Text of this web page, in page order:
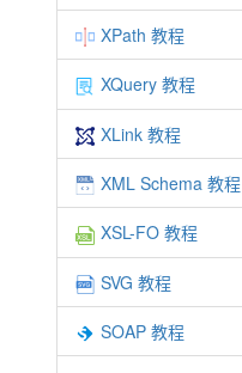
XPath 教程
XQuery 教程
XLink 教程
XML Schema 教程
XSL-FO 教程
SVG 教程
SOAP 教程